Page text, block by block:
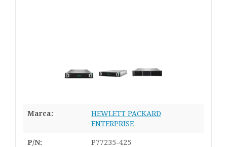
Marca:
HEWLETT PACKARD
ENTERPRISE
P/N: P77235-425